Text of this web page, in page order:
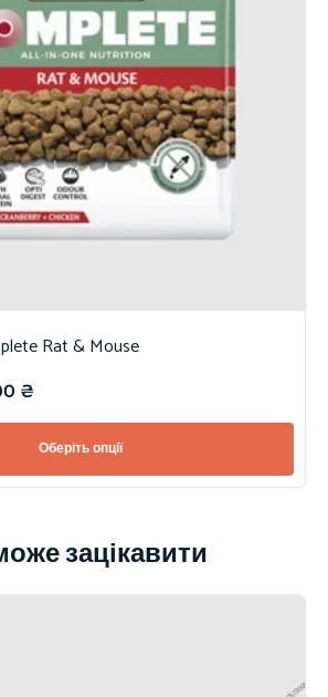
Rat & Mouse
₴
Оберіть опції
зацікавити